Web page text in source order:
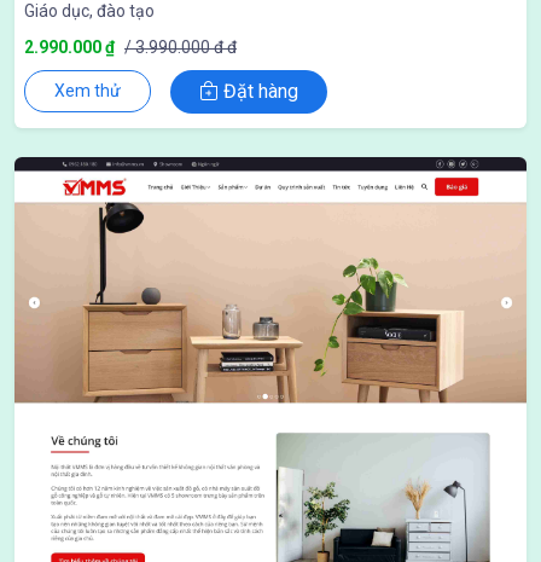
Giáo dục, đào tạo
2.990.000 ₫ / 3.990.000 đ đ
Xem thử Đặt hàng